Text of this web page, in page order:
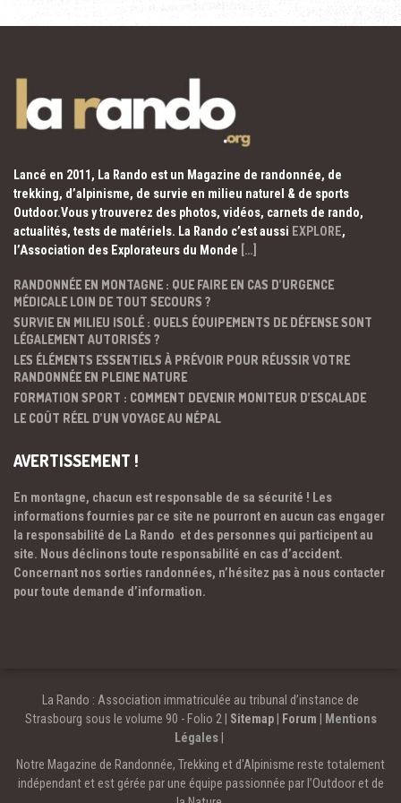
Lancé en 2011, La Rando est un Magazine de randonnée, de
trekking, d’alpinisme, de survie en milieu naturel & de sports
Outdoor.Vous y trouverez des photos, vidéos, carnets de rando,
actualités, tests de matériels. La Rando c’est aussi EXPLORE,
l’Association des Explorateurs du Monde […]
RANDONNÉE EN MONTAGNE : QUE FAIRE EN CAS D’URGENCE
MÉDICALE LOIN DE TOUT SECOURS ?
SURVIE EN MILIEU ISOLÉ : QUELS ÉQUIPEMENTS DE DÉFENSE SONT
LÉGALEMENT AUTORISÉS ?
LES ÉLÉMENTS ESSENTIELS À PRÉVOIR POUR RÉUSSIR VOTRE
RANDONNÉE EN PLEINE NATURE
FORMATION SPORT : COMMENT DEVENIR MONITEUR D’ESCALADE
LE COÛT RÉEL D’UN VOYAGE AU NÉPAL
AVERTISSEMENT !
En montagne, chacun est responsable de sa sécurité ! Les
informations fournies par ce site ne pourront en aucun cas engager
la responsabilité de La Rando et des personnes qui participent au
site. Nous déclinons toute responsabilité en cas d’accident.
Concernant nos sorties randonnées, n’hésitez pas à nous contacter
pour toute demande d’information.
La Rando : Association immatriculée au tribunal d’instance de
Strasbourg sous le volume 90 - Folio 2 | Sitemap| Forum
Mentions
Légales
Notre Magazine de Randonnée, Trekking et d'Alpinisme reste totalement
indépendant et est gérée par une équipe passionnée par l’Outdoor et de